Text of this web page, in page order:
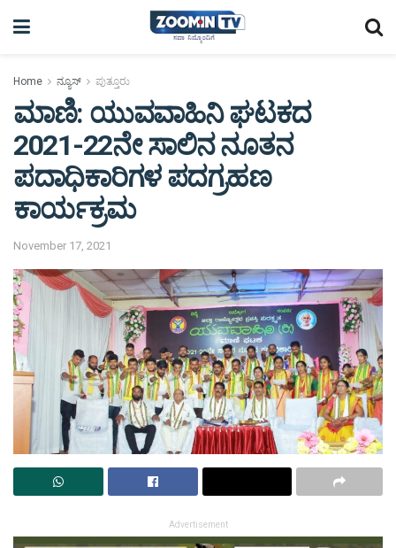
Home ನ್ಯೂಸ್ ಪುತ್ತೂರು
ಮಾಣಿ: ಯುವವಾಹಿನಿ ಘಟಕದ
2021-22ನೇ ಸಾಲಿನ ನೂತನ
ಪದಾಧಿಕಾರಿಗಳ ಪದಗ್ರಹಣ
ಕಾರ್ಯಕ್ರಮ
November 17, 2021
Advertisement